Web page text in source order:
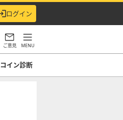
ログイン
ご意見 MENU
コイン診断